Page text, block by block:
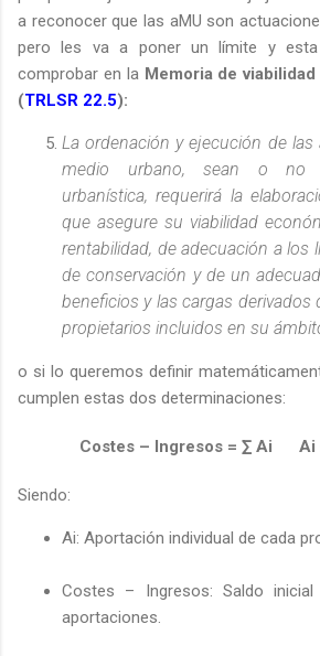
a reconocer que las aMU son
pero les va a poner un límite y
comprobar en la Memoria de
(TRLSR 22.5):
La ordenación y ejecución de
medio urbano, sean o no
urbanística, requerirá la
que asegure su viabilidad
rentabilidad, de adecuación a los
de conservación y de un
beneficios y las cargas derivados
propietarios incluidos en su
o si lo queremos definir
cumplen estas dos determinaciones:
Costes – Ingresos = ∑ Ai Ai
Siendo:
Ai: Aportación individual de cada
Costes – Ingresos: Saldo
aportaciones.